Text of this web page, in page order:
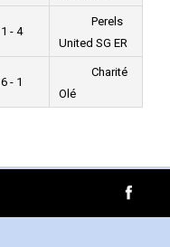
1 - 4
Perels
United SG ER
6 - 1
Charité
Olé